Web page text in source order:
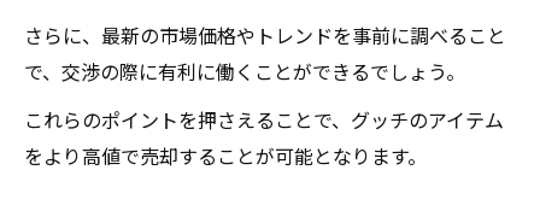
さらに、最新の市場価格やトレンドを事前に調べること
で、交渉の際に有利に働くことができるでしょう。
これらのポイントを押さえることで、グッチのアイテム
をより高値で売却することが可能となります。